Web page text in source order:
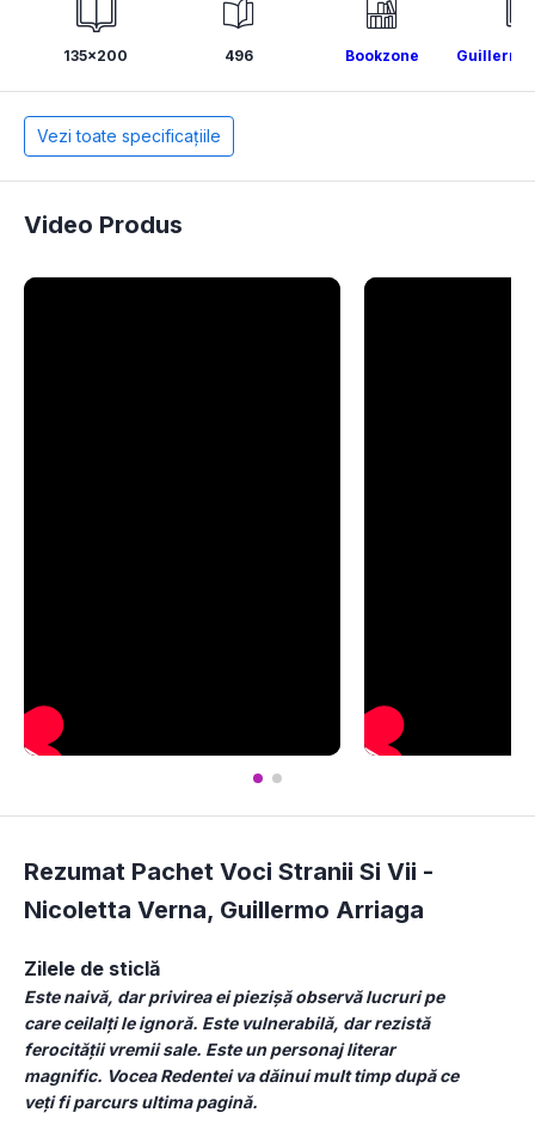
135x200 496 Bookzone
Vezi toate specificațiile
Video Produs
Rezumat Pachet Voci Stranii Si Vii -
Nicoletta Verna, Guillermo Arriaga
Zilele de sticlă
Este naivă, dar privirea ei piezișă observă lucruri pe
care ceilalți le ignoră. Este vulnerabilă, dar rezistă
ferocității vremii sale. Este un personaj literar
magnific. Vocea Redentei va dăinui mult timp după ce
veți fi parcurs ultima pagină.